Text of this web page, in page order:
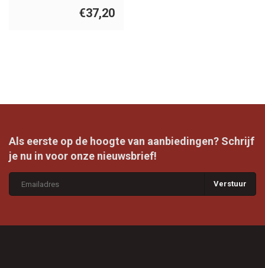
€37,20
Als eerste op de hoogte van aanbiedingen? Schrijf
je nu in voor onze nieuwsbrief!
Verstuur